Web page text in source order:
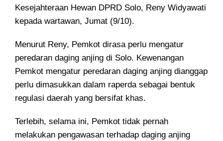
Kesejahteraan Hewan DPRD Solo, Reny Widyawati
kepada wartawan, Jumat (9/10).
Menurut Reny, Pemkot dirasa perlu mengatur
peredaran daging anjing di Solo. Kewenangan
Pemkot mengatur peredaran daging anjing dianggap
perlu dimasukkan dalam raperda sebagai bentuk
regulasi daerah yang bersifat khas.
Terlebih, selama ini, Pemkot tidak pernah
melakukan pengawasan terhadap daging anjing